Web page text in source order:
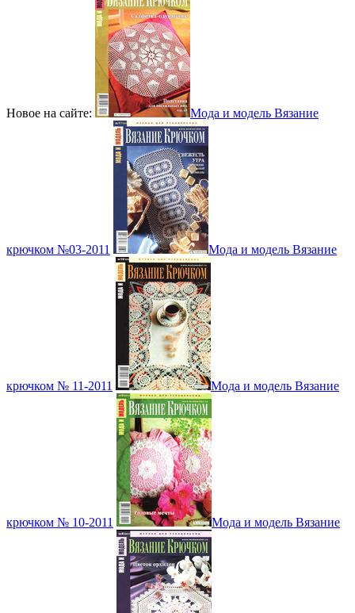
Новое на сайте: Мода и модель Вязание
крючком №03-2011 Мода и модель Вязание
крючком № 11-2011 Мода и модель Вязание
крючком № 10-2011 Мода и модель Вязание